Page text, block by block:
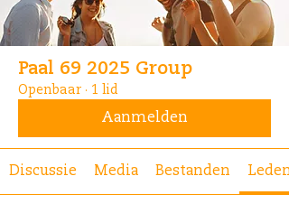
Paal 69 2025 Group
Openbaar · 1 lid
Aanmelden
Discussie Media Bestanden Leden